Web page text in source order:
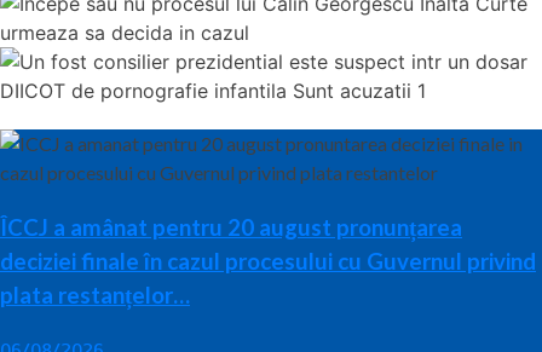
ÎCCJ a amânat pentru 20 august pronunțarea
deciziei finale în cazul procesului cu Guvernul privind
plata restanțelor…